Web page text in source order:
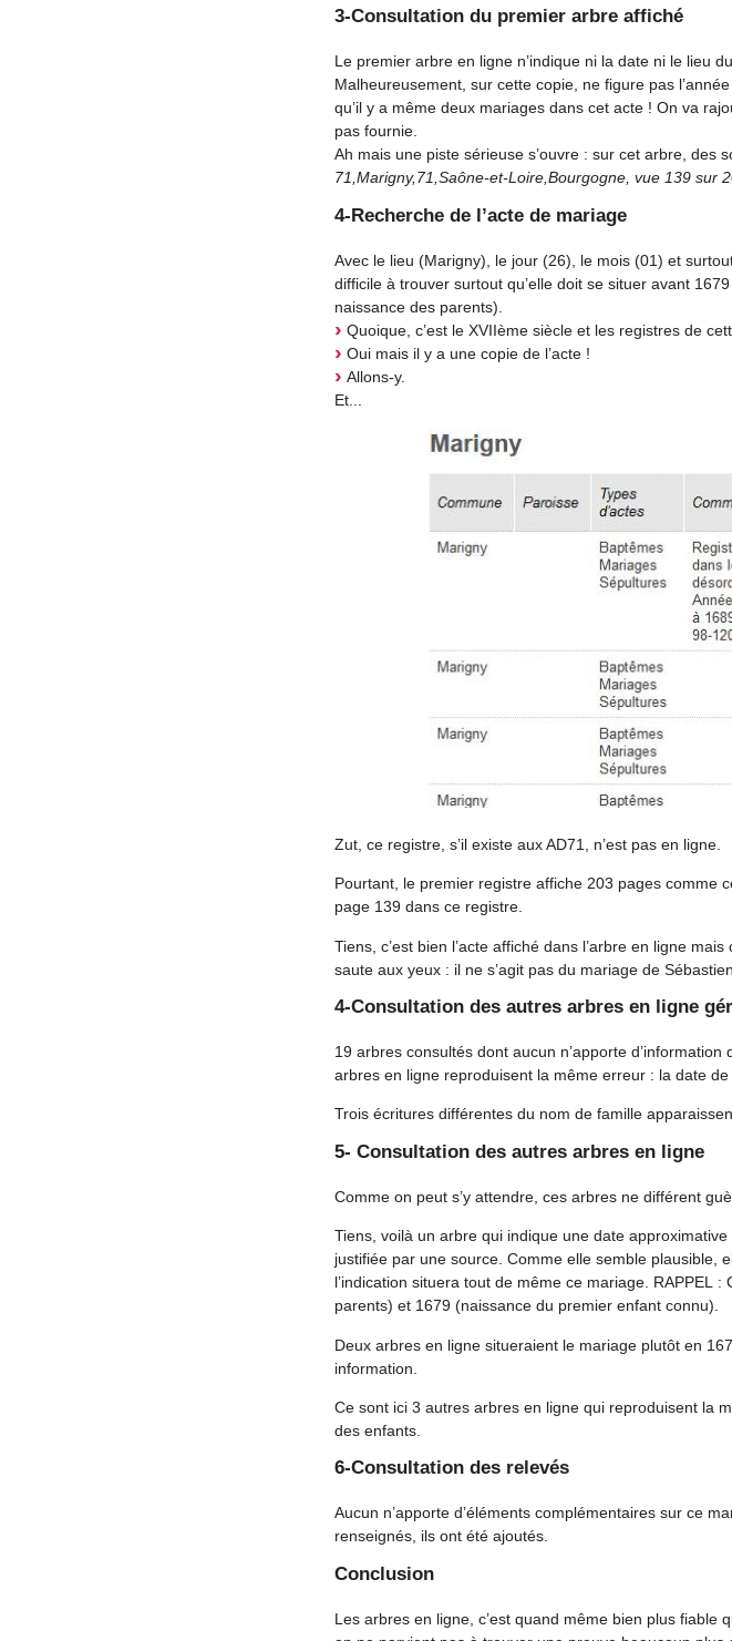
3-Consultation du premier arbre affiché
Le premier arbre en ligne n’indique ni la date ni le lieu
Malheureusement, sur cette copie, ne figure pas
qu’il y a même deux mariages dans cet acte ! On va
pas fournie.
Ah mais une piste sérieuse s’ouvre : sur cet arbre, des
71,Marigny,71,Saône-et-Loire,Bourgogne, vue 139 sur
4-Recherche de l’acte de mariage
Avec le lieu (Marigny), le jour (26), le mois (01) et
difficile à trouver surtout qu’elle doit se situer avant
naissance des parents).
Quoique, c’est le XVIIème siècle et les registres de
Oui mais il y a une copie de l’acte !
Allons-y.
Et...
Zut, ce registre, s’il existe aux AD71, n’est pas en ligne.
Pourtant, le premier registre affiche 203 pages comme
page 139 dans ce registre.
Tiens, c’est bien l’acte affiché dans l’arbre en ligne
saute aux yeux : il ne s’agit pas du mariage de
4-Consultation des autres arbres en ligne
19 arbres consultés dont aucun n’apporte
arbres en ligne reproduisent la même erreur : la date
Trois écritures différentes du nom de famille
5- Consultation des autres arbres en ligne
Comme on peut s’y attendre, ces arbres ne différent
Tiens, voilà un arbre qui indique une date
justifiée par une source. Comme elle semble plausible,
l’indication situera tout de même ce mariage. RAPPEL
parents) et 1679 (naissance du premier enfant connu).
Deux arbres en ligne situeraient le mariage plutôt en
information.
Ce sont ici 3 autres arbres en ligne qui reproduisent la
des enfants.
6-Consultation des relevés
Aucun n’apporte d’éléments complémentaires sur ce
renseignés, ils ont été ajoutés.
Conclusion
Les arbres en ligne, c’est quand même bien plus fiable